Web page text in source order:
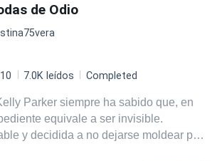
de Odio
10 7.0K leídos Completed
Parker siempre ha sabido que, en
equivale a ser invisible.
y decidida a no dejarse moldear por